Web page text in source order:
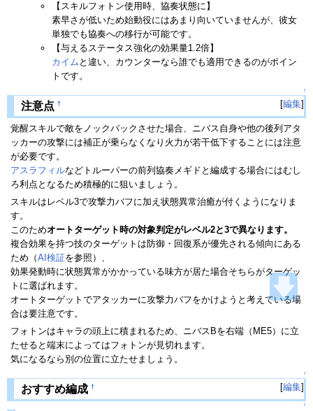
【スキルフォトン使用時、協奏状態に】
素早さが低いため始動役にはあまり向いていませんが、彼女
単独でも協奏への移行が可能です。
【与えるステータス強化の効果量1.2倍】
カイム と違い、カウンターなら誰でも適用できるのがポイン
トです。
↑
注意点 † [編集]
覚醒スキルで敵をノックバックさせた場合、ニバス自身や他の後列アタ
ッカーの攻撃には補正が乗らなくなり火力が若干低下することには注意
が必要です。
アスラフィルなどトルーパーの前列協奏メギドと編成する場合にはむし
ろ利点となるため積極的に狙いましょう。
スキルはレベル3で攻撃力バフに加え状態異常治癒が付くようになりま
す。
このためオートターゲット時の対象判定がレベル2と3で異なります。
複合効果を持つ技のターゲットは防御・回復系が優先される傾向にある
ため（AI検証を参照）、
効果発動時に状態異常がかかっている味方が居た場合そちらがターゲッ
トに選ばれます。
オートターゲットでアタッカーに攻撃力バフをかけようと考えている場
合は要注意です。
フォトンはキャラの頭上に積まれるため、ニバスBを右端（ME5）に立
たせると端末によってはフォトンが見切れます。
気になるなら別の位置に立たせましょう。
↑
おすすめ編成 † [編集]
↑